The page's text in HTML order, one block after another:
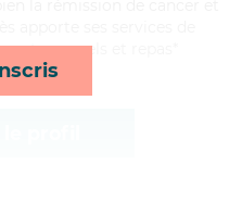
rappels et repas*